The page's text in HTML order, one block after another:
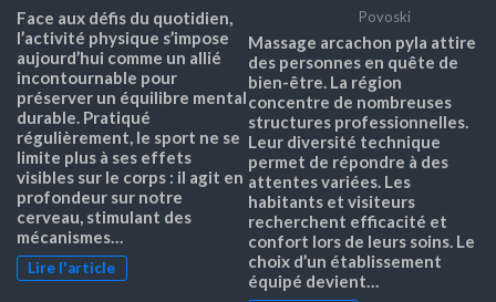
Face aux défis du quotidien,
l’activité physique s’impose
aujourd’hui comme un allié
incontournable pour
préserver un équilibre mental
durable. Pratiqué
régulièrement, le sport ne se
limite plus à ses effets
visibles sur le corps : il agit en
profondeur sur notre
cerveau, stimulant des
mécanismes…
Lire l'article
Povoski
Massage arcachon pyla attire
des personnes en quête de
bien-être. La région
concentre de nombreuses
structures professionnelles.
Leur diversité technique
permet de répondre à des
attentes variées. Les
habitants et visiteurs
recherchent efficacité et
confort lors de leurs soins. Le
choix d’un établissement
équipé devient…